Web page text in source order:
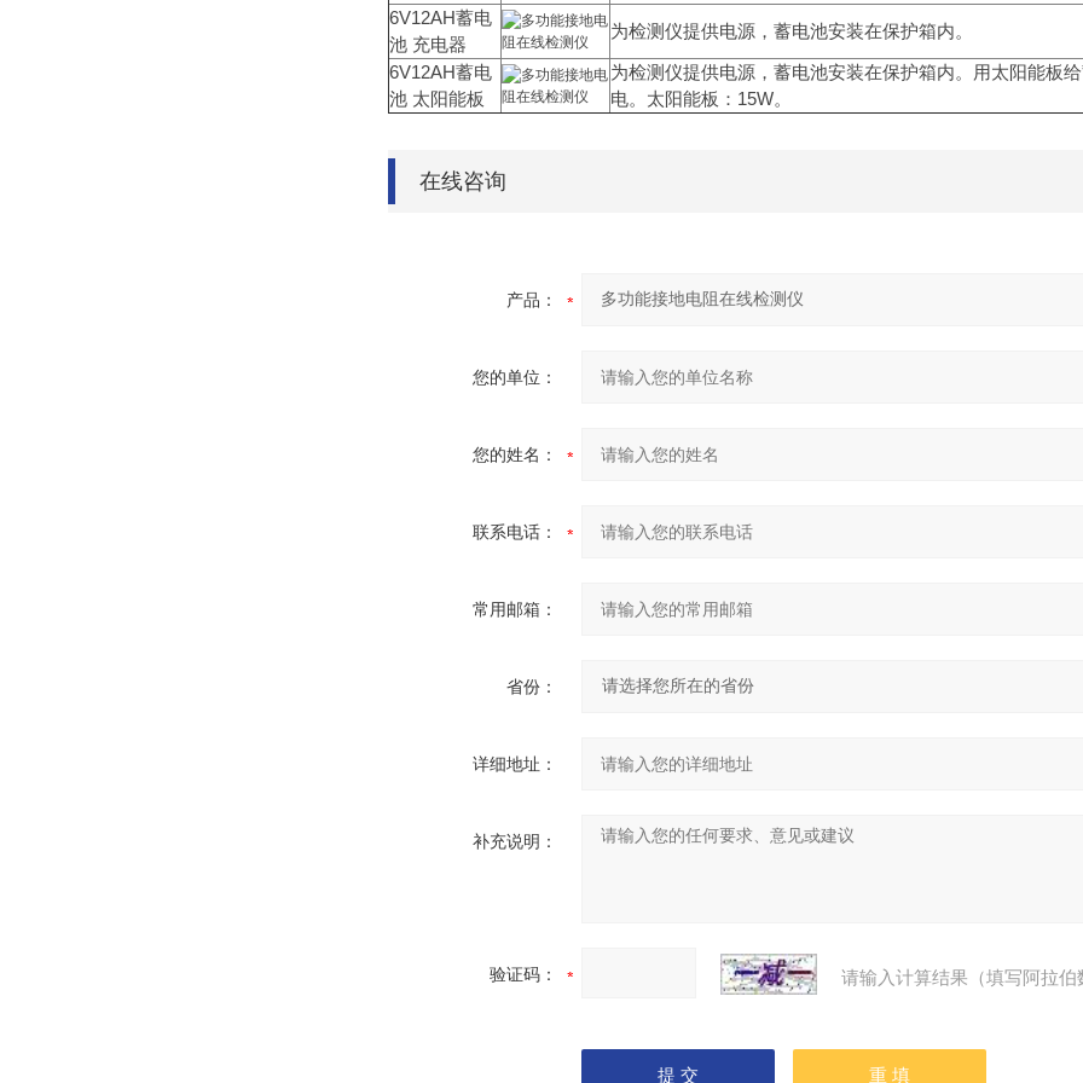
6V12AH蓄电
池 充电器
为检测仪提供电源，蓄电池安装在保护箱内。
6V12AH蓄电
池 太阳能板
为检测仪提供电源，蓄电池安装在保护箱内。用太阳能板
电。太阳能板：15W。
在线咨询
产品：
您的单位：
您的姓名：
联系电话：
常用邮箱：
省份：
详细地址：
补充说明：
验证码： 请输入计算结果（填写阿拉